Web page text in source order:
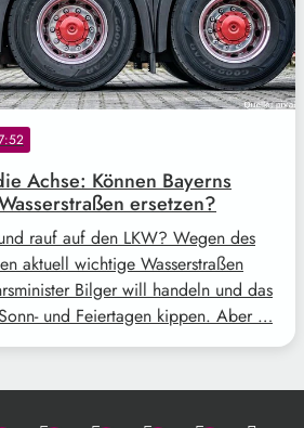
Achse: Können Bayerns
ersetzen?
rauf auf den LKW? Wegen des
aktuell wichtige Wasserstraßen
Bilger will handeln und das
und Feiertagen kippen. Aber …